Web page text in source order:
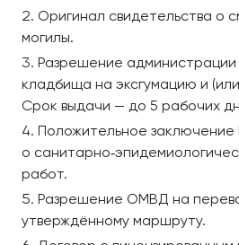
Оригинал свидетельства о
могилы.
Разрешение администрации
кладбища на эксгумацию и
Срок выдачи — до 5 рабочих
Положительное
о
работ.
Разрешение ОМВД на
утверждённому маршруту.